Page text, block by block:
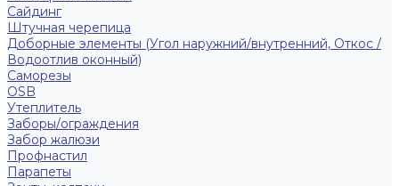
Сайдинг
Штучная черепица
Доборные элементы (Угол наружний/внутренний, Откос /
Водоотлив оконный)
Саморезы
OSB
Утеплитель
Заборы/ограждения
Забор жалюзи
Профнастил
Парапеты